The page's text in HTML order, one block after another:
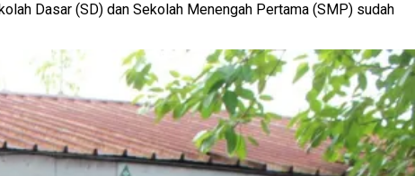
Dasar (SD) dan Sekolah Menengah Pertama (SMP) sudah